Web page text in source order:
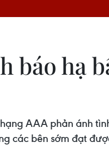
báo hạ
AAA phản ánh
các bên sớm đạt